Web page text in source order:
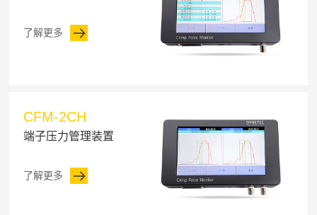
了解更多
CFM-2CH
端子压力管理装置
了解更多